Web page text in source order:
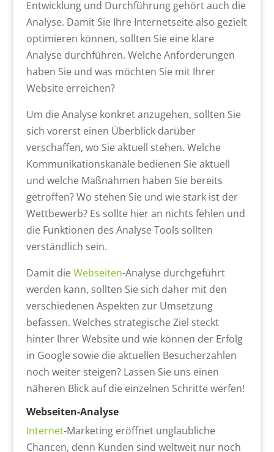
Entwicklung und Durchführung gehört auch die
Analyse. Damit Sie Ihre Internetseite also gezielt
optimieren können, sollten Sie eine klare
Analyse durchführen. Welche Anforderungen
haben Sie und was möchten Sie mit Ihrer
Website erreichen?
Um die Analyse konkret anzugehen, sollten Sie
sich vorerst einen Überblick darüber
verschaffen, wo Sie aktuell stehen. Welche
Kommunikationskanäle bedienen Sie aktuell
und welche Maßnahmen haben Sie bereits
getroffen? Wo stehen Sie und wie stark ist der
Wettbewerb? Es sollte hier an nichts fehlen und
die Funktionen des Analyse Tools sollten
verständlich sein.
Damit dieWebseiten-Analyse durchgeführt
werden kann, sollten Sie sich daher mit den
verschiedenen Aspekten zur Umsetzung
befassen. Welches strategische Ziel steckt
hinter Ihrer Website und wie können der Erfolg
in Google sowie die aktuellen Besucherzahlen
noch weiter steigen? Lassen Sie uns einen
näheren Blick auf die einzelnen Schritte werfen!
Webseiten-Analyse
Internet-Marketing eröffnet unglaubliche
Chancen, denn Kunden sind weltweit nur noch